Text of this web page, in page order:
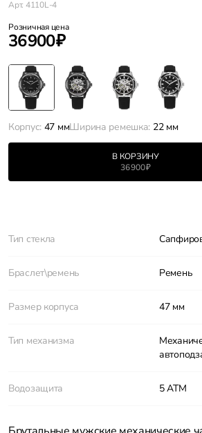
Арт. 4110L-4
Корпус: 47 ммШирина ремешка: 22 мм
Розничная цена
36 900 ₽
В КОРЗИНУ
36 900 ₽
Тип стекла
Браслет\ремень Ремень
Размер корпуса 47 мм
Тип механизма
Водозащита 5 АТМ